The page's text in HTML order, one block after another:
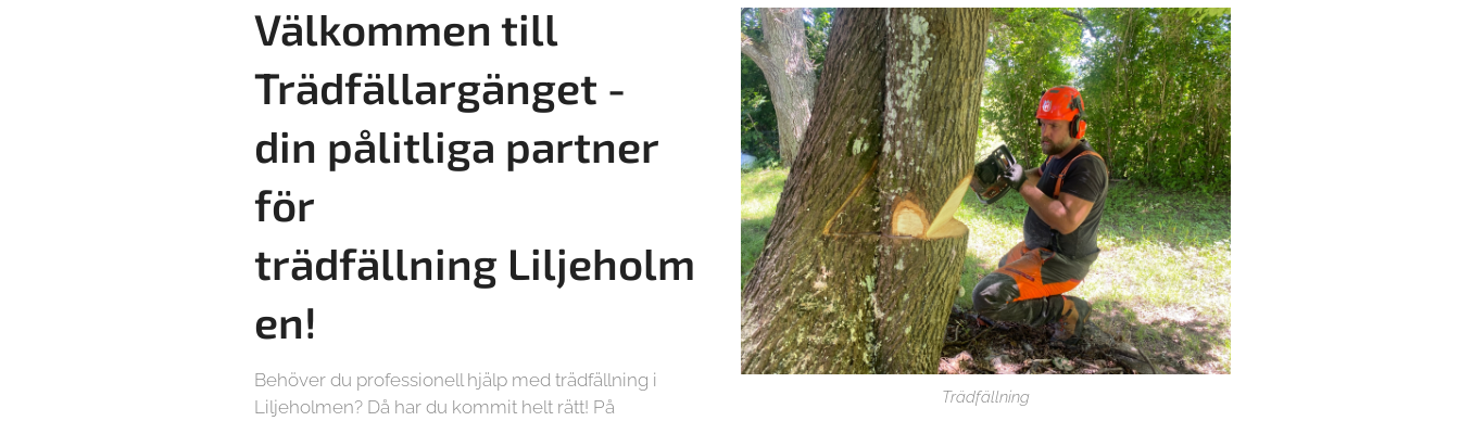
Välkommen till
Trädfällargänget -
din pålitliga partner
för
trädfällning Liljeholm
en!
Behöver du professionell hjälp med trädfällning i
Liljeholmen? Då har du kommit helt rätt! På
Trädfällning